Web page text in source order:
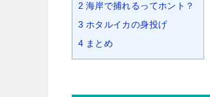
2 海岸で捕れるってホント？
3 ホタルイカの身投げ
4 まとめ